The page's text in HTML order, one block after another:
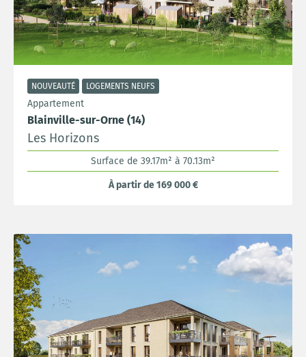
NOUVEAUTÉ LOGEMENTS NEUFS
Appartement
Blainville-sur-Orne (14)
Les Horizons
Surface de 39.17m² à 70.13m²
À partir de 169 000 €